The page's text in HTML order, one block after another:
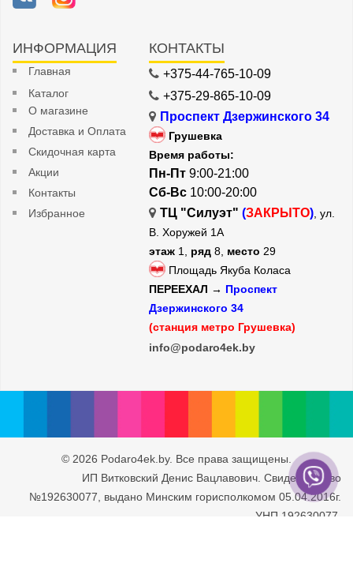
ИНФОРМАЦИЯ
Главная
Каталог
О магазине
Доставка и Оплата
Скидочная карта
Акции
Контакты
Избранное
КОНТАКТЫ
+375-44-765-10-09
+375-29-865-10-09
Проспект Дзержинского 34
Грушевка
Время работы:
Пн-Пт 9:00-21:00
Сб-Вс 10:00-20:00
ТЦ "Силуэт" (ЗАКРЫТО) , ул.
В. Хоружей 1А
этаж 1, ряд 8, место 29
Площадь Якуба Коласа
ПЕРЕЕХАЛ → Проспект
Дзержинского 34
(станция метро Грушевка)
info@podaro4ek.by
© 2026 Podaro4ek.by. Все права защищены.
ИП Витковский Денис Вацлавович. Свидетельство
№192630077, выдано Минским горисполкомом 05.04.2016г.
УНП 192630077.